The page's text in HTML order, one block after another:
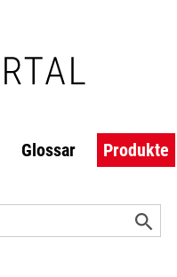
Glossar Produkte